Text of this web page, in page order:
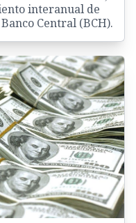
interanual de
Central (BCH).